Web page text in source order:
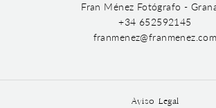
Fran Ménez Fotógrafo -
+34 652592145
franmenez@franmenez.com
Aviso Legal